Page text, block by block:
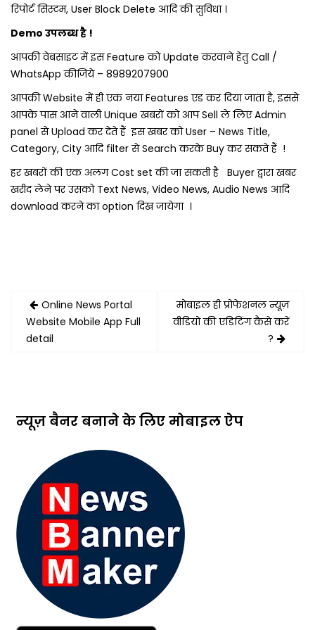
रिपोर्ट सिस्टम, User Block Delete आदि की सुविधा ।
Demo उपलब्ध है !
आपकी वेबसाइट में इस Feature को Update करवाने हेतु Call /
WhatsApp कीजिये – 8989207900
आपकी Website में ही एक नया Features एड कर दिया जाता है, इससे
आपके पास आने वाली Unique खबरों को आप Sell ले लिए Admin
panel से Upload कर देते हैं इस खबर को User – News Title,
Category, City आदि filter से Search करके Buy कर सकते हैं !
हर खबरों की एक अलग Cost set की जा सकती है Buyer द्वारा खबर
खरीद लेने पर उसको Text News, Video News, Audio News आदि
download करने का option दिख जायेगा ।
Post
navigation
Online News Portal
Website Mobile App Full
detail
मोबाइल ही प्रोफेशनल न्यूज़
वीडियो की एडिटिंग कैसे करें
?
न्यूज़ बैनर बनाने के लिए मोबाइल ऐप